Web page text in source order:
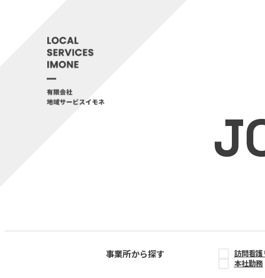
事業所から探す
訪問看
本社勤務